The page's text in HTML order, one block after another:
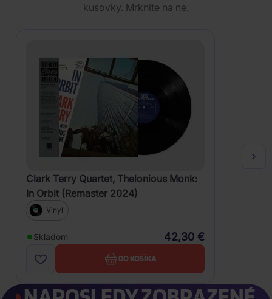
kusovky. Mrknite na ne.
Clark Terry Quartet, Thelonious Monk:
In Orbit (Remaster 2024)
Vinyl
Skladom 42,30 €
DO KOŠÍKA